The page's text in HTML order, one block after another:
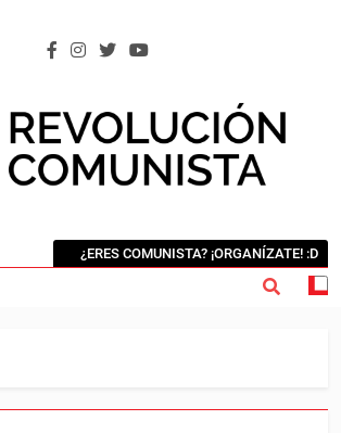
¿ERES COMUNISTA? ¡ORGANÍZATE! :D